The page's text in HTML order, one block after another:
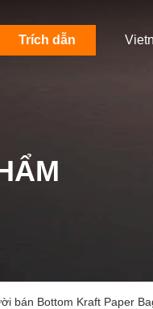
Trích dẫn
bán Bottom Kraft Paper